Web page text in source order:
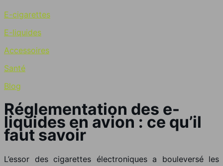
E-cigarettes
E-liquides
Accessoires
Santé
Blog
Réglementation des e-
liquides en avion : ce qu’il
faut savoir
L’essor des cigarettes électroniques a bouleversé les